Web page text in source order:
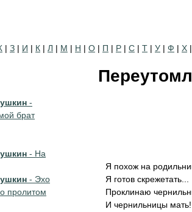
| З | И | К | Л | М | Н | О | П | Р | С | Т | У | Ф | Х |
Я похож на
Я готов скрежетать...
Проклинаю
И чернильницы мать!
-
брат
- На
- Эхо
пролитом